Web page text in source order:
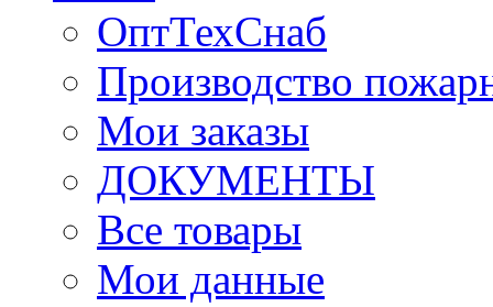
ОптТехСнаб
Производство
Мои заказы
ДОКУМЕНТЫ
Все товары
Мои данные